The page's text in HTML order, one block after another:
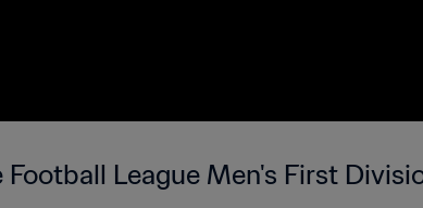
Football League Men's First